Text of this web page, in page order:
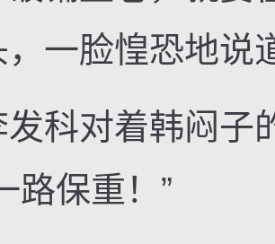
，一脸惶恐地说
对着韩闷子
路保重！”